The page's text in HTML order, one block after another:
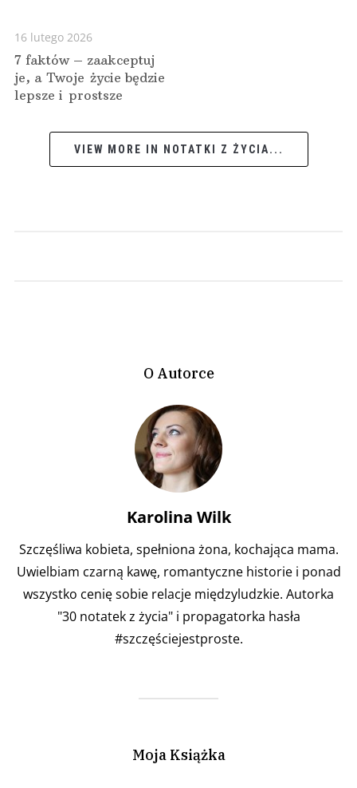
16 lutego 2026
7 faktów – zaakceptuj
je, a Twoje życie będzie
lepsze i prostsze
VIEW MORE IN NOTATKI Z ŻYCIA...
O Autorce
Karolina Wilk
Szczęśliwa kobieta, spełniona żona, kochająca mama.
Uwielbiam czarną kawę, romantyczne historie i ponad
wszystko cenię sobie relacje międzyludzkie. Autorka
"30 notatek z życia" i propagatorka hasła
#szczęściejestproste.
Moja Książka